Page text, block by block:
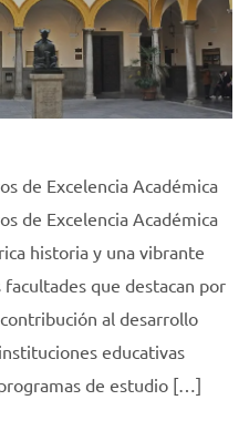
de Excelencia Académica
de Excelencia Académica
historia y una vibrante
que destacan por
al desarrollo
educativas
de estudio […]